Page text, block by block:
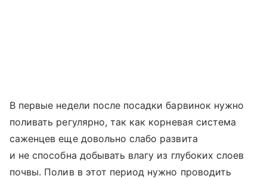
В первые недели после посадки барвинок нужно
поливать регулярно, так как корневая система
саженцев еще довольно слабо развита
и не способна добывать влагу из глубоких слоев
почвы. Полив в этот период нужно проводить